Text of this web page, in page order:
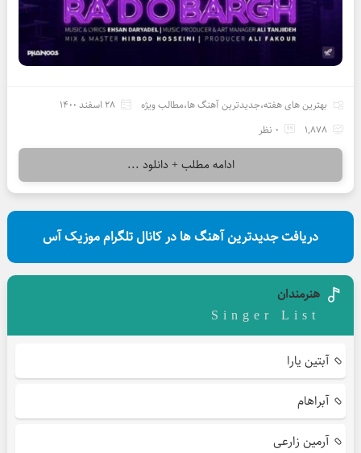
بهترین های هفته،جدیدترین آهنگ ها،مطالب ویژه
28 اسفند 1400
1,878
0 نظر
ادامه مطلب + دانلود ...
دریافت جدیدترین آهنگ ها در کانال تلگرام موزیک آس
هنرمندان
Singer List
آبتین یارا
آبراهام
آرمین زارعی